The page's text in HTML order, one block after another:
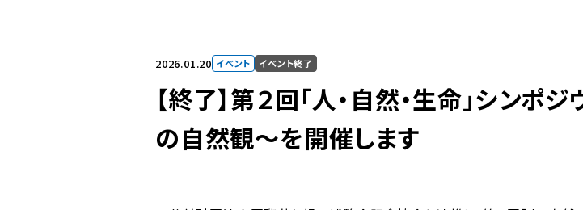
2026.01.20 イベント イベント終了
【終了】第２回「人・自然・生命」シン
の自然観～を開催します